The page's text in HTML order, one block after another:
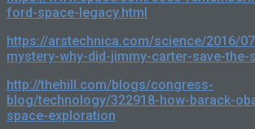
ford-space-legacy.html
https://arstechnica.com/science/2016/
mystery-why-did-jimmy-carter-save-the-
http://thehill.com/blogs/congress-
blog/technology/322918-how-barack-
space-exploration